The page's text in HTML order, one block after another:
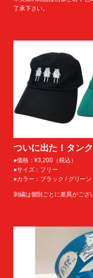
了承下さい。
ついに出た！タン
●価格：¥3,200（税込）
●サイズ：フリー
●カラー：ブラック / グリーン
刺繍は個別ごとに差異がござ